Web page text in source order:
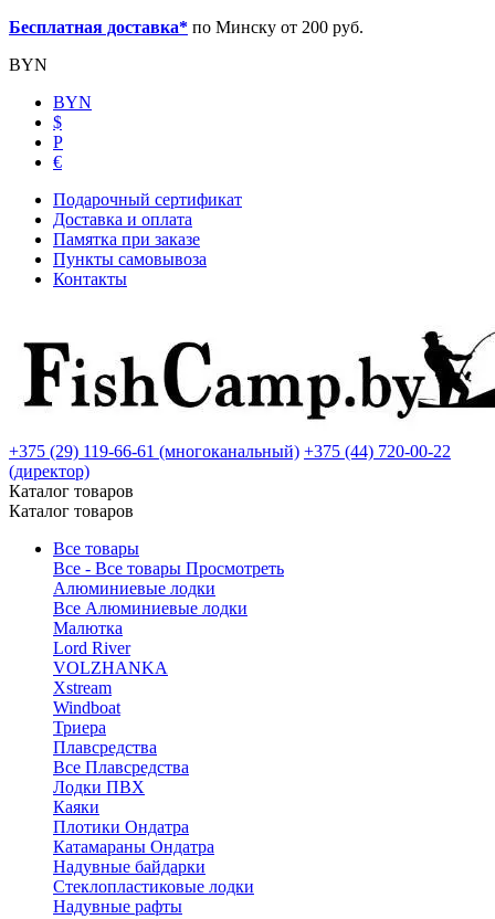
Бесплатная доставка* по Минску от 200 руб.
BYN
BYN
$
Р
€
Подарочный сертификат
Доставка и оплата
Памятка при заказе
Пункты самовывоза
Контакты
+375 (29) 119-66-61 (многоканальный) +375 (44) 720-00-22
(директор)
Каталог товаров
Каталог товаров
Все товары
Все - Все товары Просмотреть
Алюминиевые лодки
Все Алюминиевые лодки
Малютка
Lord River
VOLZHANKA
Xstream
Windboat
Триера
Плавсредства
Все Плавсредства
Лодки ПВХ
Каяки
Плотики Ондатра
Катамараны Ондатра
Надувные байдарки
Стеклопластиковые лодки
Надувные рафты